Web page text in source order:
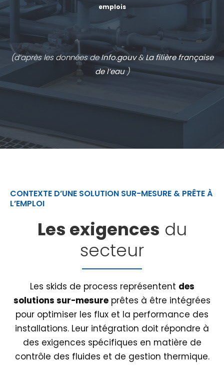
emplois
(d’après les données deInfo.gouv&La filière française
de l’eau)
CONTEXTE D’UNE SOLUTION SUR-MESURE & PRÊTE À
L’EMPLOI
Les exigences du
secteur
Les skids de process représentent des
solutions sur-mesure prêtes à être intégrées
pour optimiser les flux et la performance des
installations. Leur intégration doit répondre à
des exigences spécifiques en matière de
contrôle des fluides et de gestion thermique.